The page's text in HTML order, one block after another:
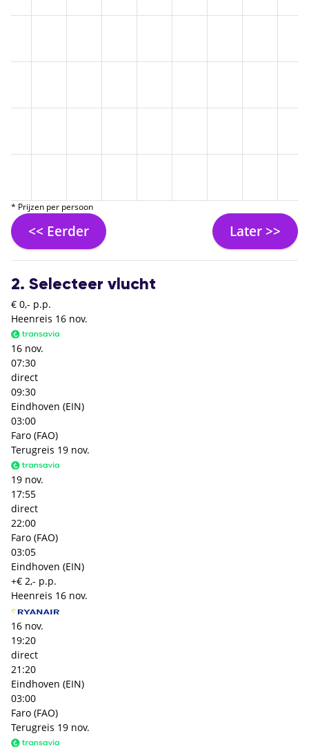
* Prijzen per persoon
<< Eerder Later >>
2. Selecteer vlucht
€ 0,- p.p.
Heenreis 16 nov.
16 nov.
07:30
direct
09:30
Eindhoven (EIN)
03:00
Faro (FAO)
Terugreis 19 nov.
19 nov.
17:55
direct
22:00
Faro (FAO)
03:05
Eindhoven (EIN)
+€ 2,- p.p.
Heenreis 16 nov.
16 nov.
19:20
direct
21:20
Eindhoven (EIN)
03:00
Faro (FAO)
Terugreis 19 nov.